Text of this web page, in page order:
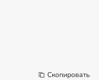
Скопировать